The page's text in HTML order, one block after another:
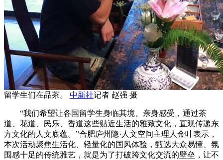
留学生们在品茶。 中新社记者 赵强 摄
“我们希望让各国留学生身临其境、亲身感受，通过茶
道、花道、民乐、香道这些贴近生活的雅致文化，直观传递东
方文化的人文底蕴。”合肥庐州隐·人文空间主理人金叶表示，
本次活动聚焦生活化、轻量化的国风体验，甄选大众易懂、氛
围感十足的传统雅艺，就是为了打破跨文化交流的壁垒，让不